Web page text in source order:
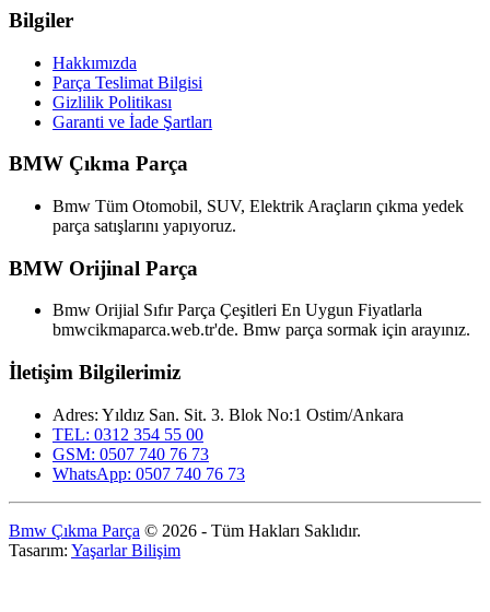
Bilgiler
Hakkımızda
Parça Teslimat Bilgisi
Gizlilik Politikası
Garanti ve İade Şartları
BMW Çıkma Parça
Bmw Tüm Otomobil, SUV, Elektrik Araçların çıkma yedek
parça satışlarını yapıyoruz.
BMW Orijinal Parça
Bmw Orijial Sıfır Parça Çeşitleri En Uygun Fiyatlarla
bmwcikmaparca.web.tr'de. Bmw parça sormak için arayınız.
İletişim Bilgilerimiz
Adres: Yıldız San. Sit. 3. Blok No:1 Ostim/Ankara
TEL: 0312 354 55 00
GSM: 0507 740 76 73
WhatsApp: 0507 740 76 73
Bmw Çıkma Parça © 2026 - Tüm Hakları Saklıdır.
Tasarım: Yaşarlar Bilişim